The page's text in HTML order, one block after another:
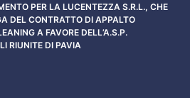
PER LA LUCENTEZZA S.R.L., CHE
DEL CONTRATTO DI APPALTO
A FAVORE DELL’A.S.P.
RIUNITE DI PAVIA